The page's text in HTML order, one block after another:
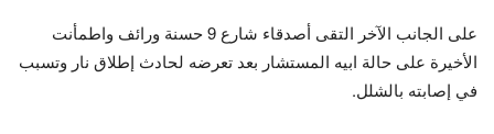
على الجانب الآخر التقى أصدقاء شارع 9 حسنة ورائف واطمأنت
الأخيرة على حالة ابيه المستشار بعد تعرضه لحادث إطلاق نار وتسبب
في إصابته بالشلل.